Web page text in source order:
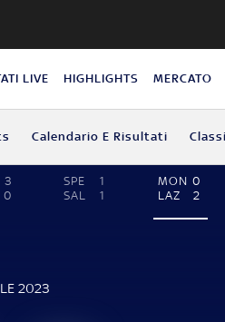
LIVE HIGHLIGHTS MERCATO
Calendario E Risultati
3
0
SPE
1
SAL
1
MON 0
LAZ
2
2023